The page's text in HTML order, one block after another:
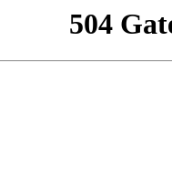
504